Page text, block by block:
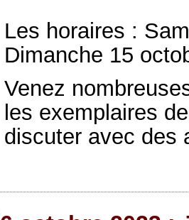
Les horaires :
Dimanche 15
Venez
les exemplaires
discuter avec des